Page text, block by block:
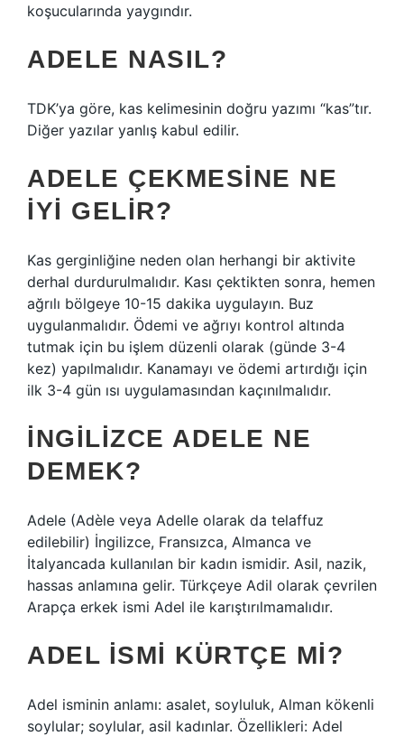
koşucularında yaygındır.
ADELE NASIL?
TDK’ya göre, kas kelimesinin doğru yazımı “kas”tır.
Diğer yazılar yanlış kabul edilir.
ADELE ÇEKMESINE NE
IYI GELIR?
Kas gerginliğine neden olan herhangi bir aktivite
derhal durdurulmalıdır. Kası çektikten sonra, hemen
ağrılı bölgeye 10-15 dakika uygulayın. Buz
uygulanmalıdır. Ödemi ve ağrıyı kontrol altında
tutmak için bu işlem düzenli olarak (günde 3-4
kez) yapılmalıdır. Kanamayı ve ödemi artırdığı için
ilk 3-4 gün ısı uygulamasından kaçınılmalıdır.
İNGILIZCE ADELE NE
DEMEK?
Adele (Adèle veya Adelle olarak da telaffuz
edilebilir) İngilizce, Fransızca, Almanca ve
İtalyancada kullanılan bir kadın ismidir. Asil, nazik,
hassas anlamına gelir. Türkçeye Adil olarak çevrilen
Arapça erkek ismi Adel ile karıştırılmamalıdır.
ADEL ISMI KÜRTÇE MI?
Adel isminin anlamı: asalet, soyluluk, Alman kökenli
soylular; soylular, asil kadınlar. Özellikleri: Adel